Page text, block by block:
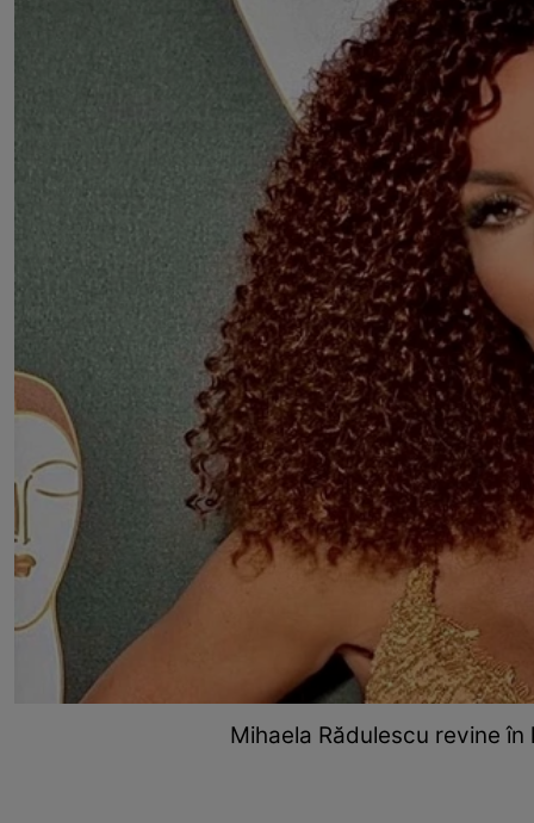
Mihaela Rădulescu revine